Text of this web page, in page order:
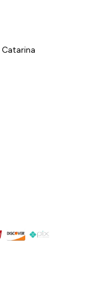
Catarina